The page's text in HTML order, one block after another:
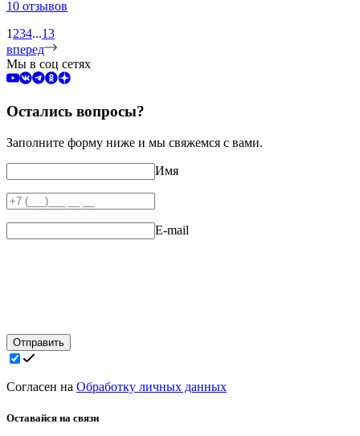
10 отзывов
1 234...13
вперед
Мы в соц сетях
Остались вопросы?
Заполните форму ниже и мы свяжемся с вами.
Имя
E-mail
Отправить
Согласен на Обработку личных данных
Оставайся на связи